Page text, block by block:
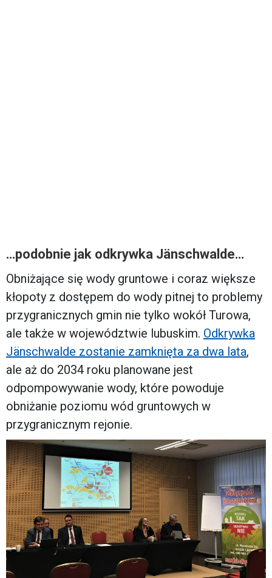
…podobnie jak odkrywka Jänschwalde…
Obniżające się wody gruntowe i coraz większe
kłopoty z dostępem do wody pitnej to problemy
przygranicznych gmin nie tylko wokół Turowa,
ale także w województwie lubuskim. Odkrywka
Jänschwalde zostanie zamknięta za dwa lata,
ale aż do 2034 roku planowane jest
odpompowywanie wody, które powoduje
obniżanie poziomu wód gruntowych w
przygranicznym rejonie.